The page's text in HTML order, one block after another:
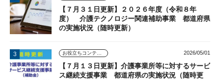
【７月３１日更新】２０２６年度（令和８年
度） 介護テクノロジー関連補助事業 都道府県
の実施状況（随時更新）
2026/05/01
【７月１３日更新】介護事業所等に対するサービ
ス継続支援事業 都道府県の実施状況（随時更